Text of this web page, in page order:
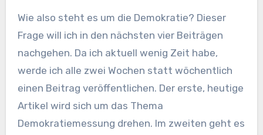
Wie also steht es um die Demokratie? Dieser
Frage will ich in den nächsten vier Beiträgen
nachgehen. Da ich aktuell wenig Zeit habe,
werde ich alle zwei Wochen statt wöchentlich
einen Beitrag veröffentlichen. Der erste, heutige
Artikel wird sich um das Thema
Demokratiemessung drehen. Im zweiten geht es